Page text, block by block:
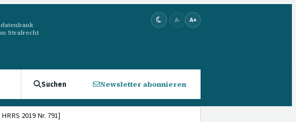
Strafrecht
A- A+
Suchen Newsletter abonnieren
2019 Nr. 791]